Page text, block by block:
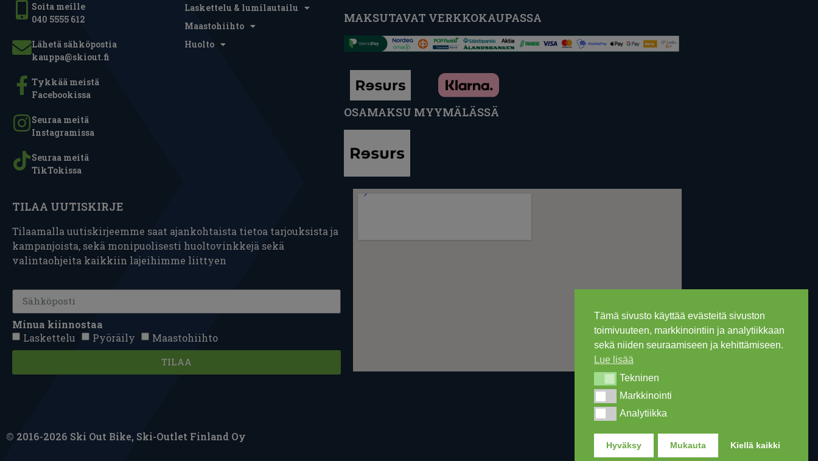
Tämä sivusto käyttää evästeitä sivuston
toimivuuteen, markkinointiin ja analytiikkaan
sekä niiden seuraamiseen ja kehittämiseen.
Lue lisää
TekninenTekninen
MarkkinointiMarkkinointi
AnalytiikkaAnalytiikka
Hyväksy Mukauta Kiellä kaikki
Soita meille
040 5555 612
Lähetä sähköpostia
kauppa@skiout.fi
Tykkää meistä
Facebookissa
Seuraa meitä
Instagramissa
Seuraa meitä
TikTokissa
Laskettelu & lumilautailu
Maastohiihto
Huolto
MAKSUTAVAT VERKKOKAUPASSA
OSAMAKSU MYYMÄLÄSSÄ
TILAA UUTISKIRJE
Tilaamalla uutiskirjeemme saat ajankohtaista tietoa tarjouksista ja
kampanjoista, sekä monipuolisesti huoltovinkkejä sekä
valintaohjeita kaikkiin lajeihimme liittyen
Minua kiinnostaa
Laskettelu
Pyöräily Maastohiihto
TILAA
© 2016-2026 Ski Out Bike, Ski-Outlet Finland Oy